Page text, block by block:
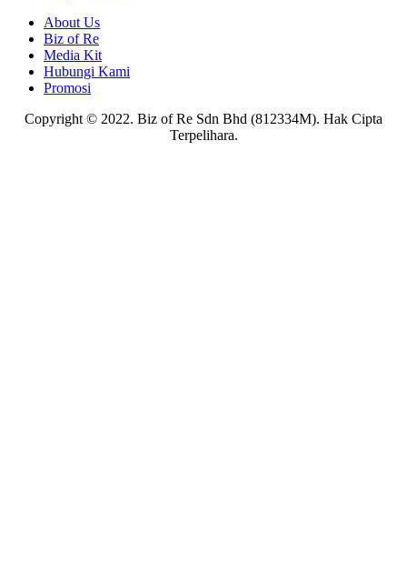
About Us
Biz of Re
Media Kit
Hubungi Kami
Promosi
Copyright © 2022. Biz of Re Sdn Bhd (812334M). Hak Cipta
Terpelihara.